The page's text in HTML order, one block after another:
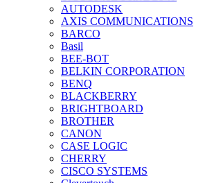
AUTODESK
AXIS COMMUNICATIONS
BARCO
Basil
BEE-BOT
BELKIN CORPORATION
BENQ
BLACKBERRY
BRIGHTBOARD
BROTHER
CANON
CASE LOGIC
CHERRY
CISCO SYSTEMS